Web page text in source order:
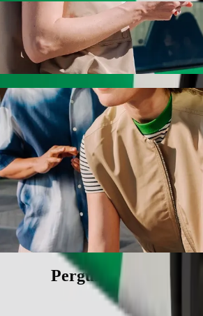
da Bolt. Connosco, esta viagem
para cadeiras de rodas.
Perguntas frequentes